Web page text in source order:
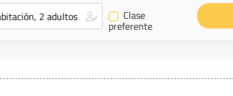
✔ Clase
preferente